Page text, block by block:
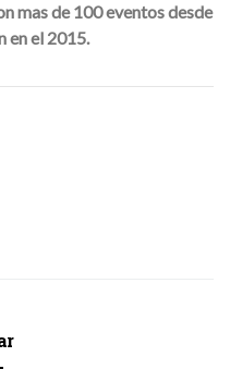
mas de 100 eventos desde
en el 2015.